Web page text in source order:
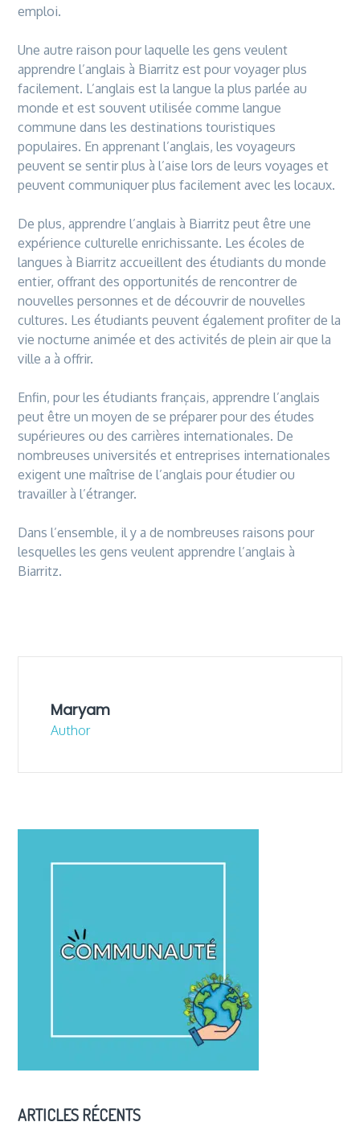
emploi.
Une autre raison pour laquelle les gens veulent
apprendre l’anglais à Biarritz est pour voyager plus
facilement. L’anglais est lalangue la plus parlée au
monde et est souvent utilisée commelangue
commune dans lesdestinations touristiques
populaires. En apprenant l’anglais, les voyageurs
peuvent se sentir plus à l’aise lorsde leurs voyages et
peuvent communiquer plus facilement avec les locaux.
De plus, apprendre l’anglais à Biarritz peut être une
expérience culturelle enrichissante. Les écolesde
langues à Biarritz accueillentdes étudiants du monde
entier, offrantdes opportunitésde rencontrerde
nouvelles personnes etde découvrirde nouvelles
cultures. Les étudiants peuvent également profiterde la
vie nocturne animée etdes activitésde plein air que la
ville a à offrir.
Enfin, pour les étudiants français, apprendre l’anglais
peut être un moyende se préparer pourdes études
supérieures oudes carrières internationales. De
nombreuses universités et entreprises internationales
exigent une maîtrisede l’anglais pour étudier ou
travailler à l’étranger.
Dans l’ensemble, il y ade nombreuses raisons pour
lesquelles les gens veulent apprendre l’anglais à
Biarritz.
Maryam
Author
ARTICLES RÉCENTS